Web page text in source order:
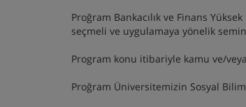
Proğram Bankacılık ve Finans
seçmeli ve uygulamaya yönelik
Program konu itibariyle kamu ve/
Proğram Üniversitemizin Sosyal